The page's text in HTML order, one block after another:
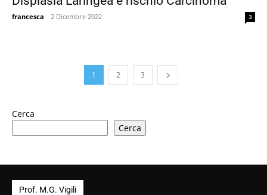
francesca - 2 Dicembre 2022 3
1 2 3
Cerca
Cerca
Prof. M.G. Vigili